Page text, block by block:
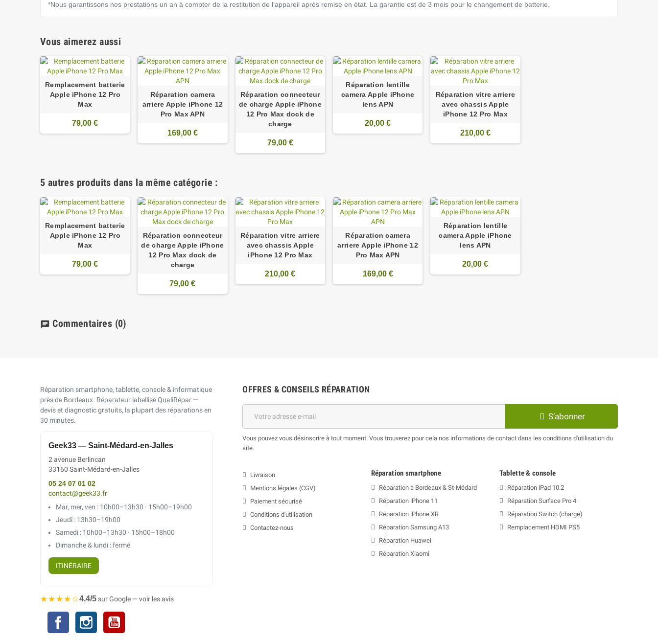
*Nous garantissons nos prestations un an à compter de la restitution de l’appareil après remise en état. La garantie est de 3 mois pour le changement de batterie.
Vous aimerez aussi
Remplacement batterie
Apple iPhone 12 Pro
Max
79,00 €
Réparation camera
arriere Apple iPhone 12
Pro Max APN
169,00 €
Réparation connecteur
de charge Apple iPhone
12 Pro Max dock de
charge
79,00 €
Réparation lentille
camera Apple iPhone
lens APN
20,00 €
Réparation vitre arriere
avec chassis Apple
iPhone 12 Pro Max
210,00 €
5 autres produits dans la même catégorie :
Remplacement batterie
Apple iPhone 12 Pro
Max
79,00 €
Réparation connecteur
de charge Apple iPhone
12 Pro Max dock de
charge
79,00 €
Réparation vitre arriere
avec chassis Apple
iPhone 12 Pro Max
210,00 €
Réparation camera
arriere Apple iPhone 12
Pro Max APN
169,00 €
Réparation lentille
camera Apple iPhone
lens APN
20,00 €
chat Commentaires (0)
Réparation smartphone, tablette, console & informatique
près de Bordeaux. Réparateur labellisé QualiRépar —
devis et diagnostic gratuits, la plupart des réparations en
30 minutes.
Geek33 — Saint-Médard-en-Jalles
2 avenue Berlincan
33160 Saint-Médard-en-Jalles
05 24 07 01 02
contact@geek33.fr
Mar, mer, ven : 10h00–13h30 · 15h00–19h00
Jeudi : 13h30–19h00
Samedi : 10h00–13h30 · 15h00–18h00
Dimanche & lundi : fermé
ITINÉRAIRE
★★★★☆4,4/5sur Google — voir les avis
Facebook Instagram
OFFRES & CONSEILS RÉPARATION
S’abonner
Vous pouvez vous désinscrire à tout moment. Vous trouverez pour cela nos informations de contact dans les conditions d'utilisation du
site.
Livraison
Mentions légales (CGV)
Paiement sécurisé
Conditions d'utilisation
Contactez-nous
Réparation smartphone
Réparation à Bordeaux & St-Médard
Réparation iPhone 11
Réparation iPhone XR
Réparation Samsung A13
Réparation Huawei
Réparation Xiaomi
Tablette & console
Réparation iPad 10.2
Réparation Surface Pro 4
Réparation Switch (charge)
Remplacement HDMI PS5